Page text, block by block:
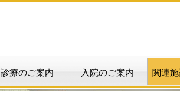
診療のご案内 入院のご案内 関連